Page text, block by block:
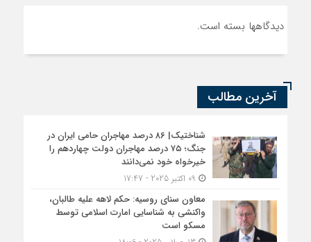
دیدگاهها بسته است.
آخرین مطالب
شناختیک| ۸۶ درصد مهاجران حامی ایران در
جنگ؛ ۷۵ درصد مهاجران دولت چهاردهم را
خیرخواه خود نمی‌دانند
معاون سنای روسیه: حکم لاهه علیه طالبان،
واکنشی به شناسایی امارت اسلامی توسط
مسکو است